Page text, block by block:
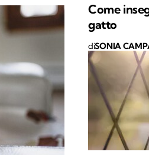
Come
gatto
diSONIA